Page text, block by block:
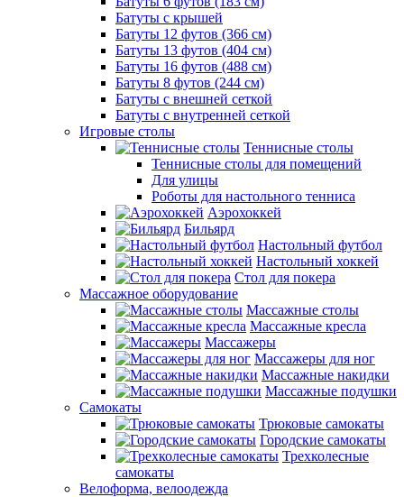
Батуты с крышей
Батуты 12 футов (366 см)
Батуты 13 футов (404 см)
Батуты 16 футов (488 см)
Батуты 8 футов (244 см)
Батуты с внешней сеткой
Батуты с внутренней сеткой
Игровые столы
Теннисные столы
Теннисные столы для помещений
Для улицы
Роботы для настольного тенниса
Аэрохоккей
Бильярд
Настольный футбол
Настольный хоккей
Стол для покера
Массажное оборудование
Массажные столы
Массажные кресла
Массажеры
Массажеры для ног
Массажные накидки
Массажные подушки
Самокаты
Трюковые самокаты
Городские самокаты
Трехколесные
самокаты
Велоформа, велоодежда